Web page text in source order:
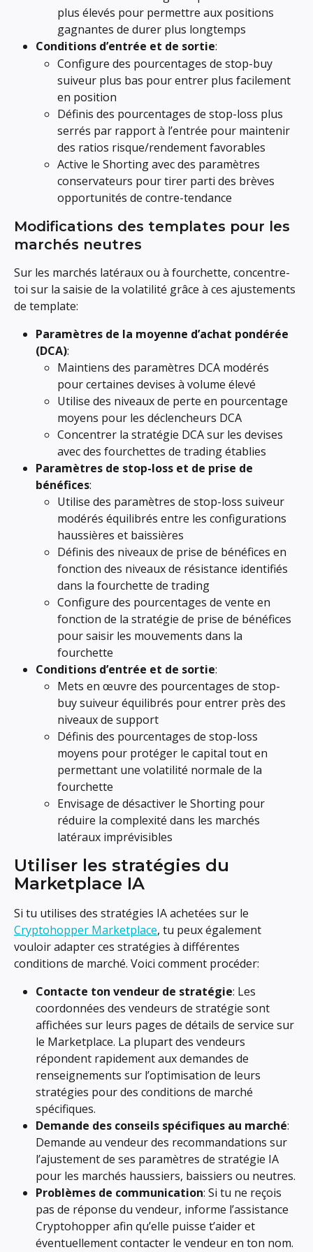
plus élevés pour permettre aux positions
gagnantes de durer plus longtemps
Conditions d’entrée et de sortie:
Configure des pourcentages de stop-buy
suiveur plus bas pour entrer plus facilement
en position
Définis des pourcentages de stop-loss plus
serrés par rapport à l’entrée pour maintenir
des ratios risque/rendement favorables
Active le Shorting avec des paramètres
conservateurs pour tirer parti des brèves
opportunités de contre-tendance
Modifications des templates pour les
marchés neutres
Sur les marchés latéraux ou à fourchette, concentre-
toi sur la saisie de la volatilité grâce à ces ajustements
de template:
Paramètres de la moyenne d’achat pondérée
(DCA):
Maintiens des paramètres DCA modérés
pour certaines devises à volume élevé
Utilise des niveaux de perte en pourcentage
moyens pour les déclencheurs DCA
Concentrer la stratégie DCA sur les devises
avec des fourchettes de trading établies
Paramètres de stop-loss et de prise de
bénéfices:
Utilise des paramètres de stop-loss suiveur
modérés équilibrés entre les configurations
haussières et baissières
Définis des niveaux de prise de bénéfices en
fonction des niveaux de résistance identifiés
dans la fourchette de trading
Configure des pourcentages de vente en
fonction de la stratégie de prise de bénéfices
pour saisir les mouvements dans la
fourchette
Conditions d’entrée et de sortie:
Mets en œuvre des pourcentages de stop-
buy suiveur équilibrés pour entrer près des
niveaux de support
Définis des pourcentages de stop-loss
moyens pour protéger le capital tout en
permettant une volatilité normale de la
fourchette
Envisage de désactiver le Shorting pour
réduire la complexité dans les marchés
latéraux imprévisibles
Utiliser les stratégies du
Marketplace IA
Si tu utilises des stratégies IA achetées sur le
Cryptohopper Marketplace, tu peux également
vouloir adapter ces stratégies à différentes
conditions de marché. Voici comment procéder:
Contacte ton vendeur de stratégie: Les
coordonnées des vendeurs de stratégie sont
affichées sur leurs pages de détails de service sur
le Marketplace. La plupart des vendeurs
répondent rapidement aux demandes de
renseignements sur l’optimisation de leurs
stratégies pour des conditions de marché
spécifiques.
Demande des conseils spécifiques au marché:
Demande au vendeur des recommandations sur
l’ajustement de ses paramètres de stratégie IA
pour les marchés haussiers, baissiers ou neutres.
Problèmes de communication: Si tu ne reçois
pas de réponse du vendeur, informe l’assistance
Cryptohopper afin qu’elle puisse t’aider et
éventuellement contacter le vendeur en ton nom.